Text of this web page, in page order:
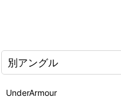
別アングル
UnderArmour